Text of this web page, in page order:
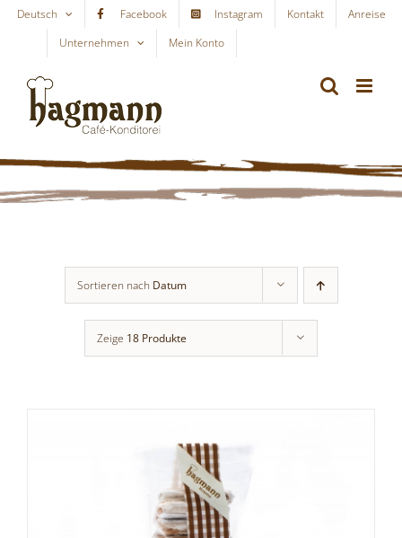
Skip
content
Deutsch Facebook Instagram Kontakt
Anreise
Unternehmen
Mein Konto
Sortieren nach Datum
Zeige 18 Produkte